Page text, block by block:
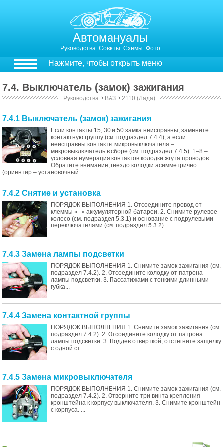
Автомануалы
Руководства. Советы. Схемы. Фото
Нажмите, чтобы открыть меню
7.4. Выключатель (замок) зажигания
Руководства ￫ ВАЗ ￫ 2110 (Лада)
7.4.1 Выключатель (замок) зажигания
Если контакты 15, 30 и 50 замка неисправны, замените
контактную группу (см. подраздел 7.4.4), а если
неисправны контакты микровыключателя –
микровыключатель в сборе (см. подраздел 7.4.5). 1–8 –
условная нумерация контактов колодки жгута проводов.
Обратите внимание, гнездо колодки асимметрично
(ориентир – установочный...
7.4.2 Снятие и установка
ПОРЯДОК ВЫПОЛНЕНИЯ 1. Отсоедините провод от
клеммы «–» аккумуляторной батареи. 2. Снимите рулевое
колесо (см. подраздел 5.3.1) и основание с подрулевыми
переключателями (см. подраздел 5.3.2). ...
7.4.3 Замена лампы подсветки
ПОРЯДОК ВЫПОЛНЕНИЯ 1. Снимите замок зажигания (см.
подраздел 7.4.2). 2. Отсоедините колодку от патрона
лампы подсветки. 3. Пассатижами с тонкими длинными
губка...
7.4.4 Замена контактной группы
ПОРЯДОК ВЫПОЛНЕНИЯ 1. Снимите замок зажигания (см.
подраздел 7.4.2). 2. Отсоедините колодку от патрона
лампы подсветки. 3. Поддев отверткой, отстегните защелку
с одной ст...
7.4.5 Замена микровыключателя
ПОРЯДОК ВЫПОЛНЕНИЯ 1. Снимите замок зажигания (см.
подраздел 7.4.2). 2. Отверните три винта крепления
кронштейна к корпусу выключателя. 3. Снимите кронштейн
с корпуса. ...